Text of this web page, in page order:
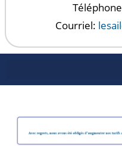
Courriel: